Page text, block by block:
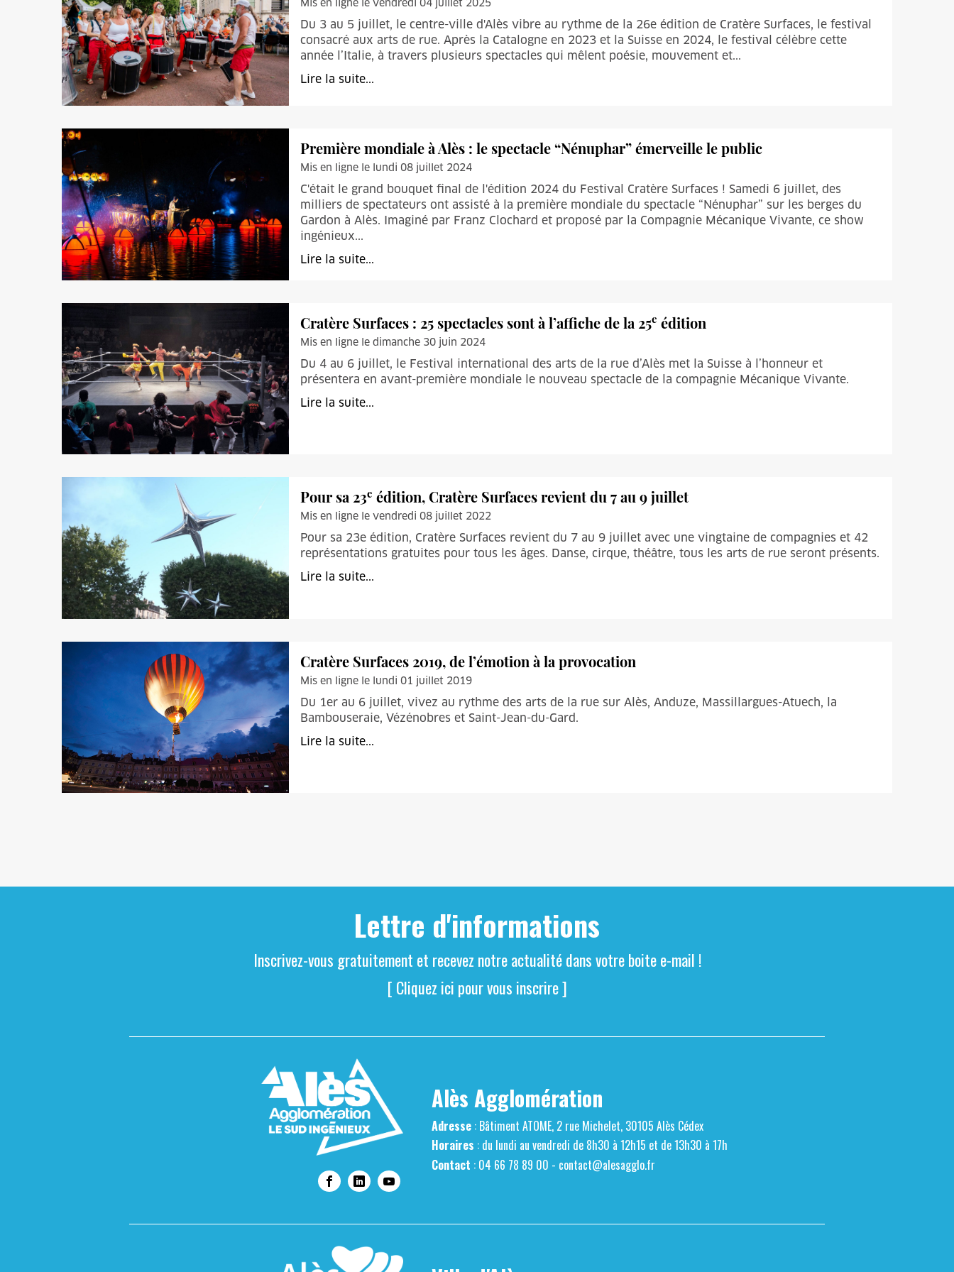
Mis en ligne le vendredi 04 juillet 2025
Du 3 au 5 juillet, le centre-ville d'Alès vibre au rythme de la 26e édition de Cratère Surfaces, le festival
consacré aux arts de rue. Après la Catalogne en 2023 et la Suisse en 2024, le festival célèbre cette
année l’Italie, à travers plusieurs spectacles qui mêlent poésie, mouvement et...
Lire la suite...
Première mondiale à Alès : le spectacle “Nénuphar” émerveille le public
Mis en ligne le lundi 08 juillet 2024
C'était le grand bouquet final de l'édition 2024 du Festival Cratère Surfaces ! Samedi 6 juillet, des
milliers de spectateurs ont assisté à la première mondiale du spectacle “Nénuphar” sur les berges du
Gardon à Alès. Imaginé par Franz Clochard et proposé par la Compagnie Mécanique Vivante, ce show
ingénieux...
Lire la suite...
Cratère Surfaces : 25 spectacles sont à l’affiche de la 25e édition
Mis en ligne le dimanche 30 juin 2024
Du 4 au 6 juillet, le Festival international des arts de la rue d’Alès met la Suisse à l’honneur et
présentera en avant-première mondiale le nouveau spectacle de la compagnie Mécanique Vivante.
Lire la suite...
Pour sa 23e édition, Cratère Surfaces revient du 7 au 9 juillet
Mis en ligne le vendredi 08 juillet 2022
Pour sa 23e édition, Cratère Surfaces revient du 7 au 9 juillet avec une vingtaine de compagnies et 42
représentations gratuites pour tous les âges. Danse, cirque, théâtre, tous les arts de rue seront présents.
Lire la suite...
Cratère Surfaces 2019, de l’émotion à la provocation
Mis en ligne le lundi 01 juillet 2019
Du 1er au 6 juillet, vivez au rythme des arts de la rue sur Alès, Anduze, Massillargues-Atuech, la
Bambouseraie, Vézénobres et Saint-Jean-du-Gard.
Lire la suite...
Lettre d'informations
Inscrivez-vous gratuitement et recevez notre actualité dans votre boite e-mail !
[ Cliquez ici pour vous inscrire ]
Alès Agglomération
Adresse: Bâtiment ATOME, 2 rue Michelet, 30105 Alès Cédex
Horaires : du lundi au vendredi de 8h30 à 12h15 et de 13h30 à 17h
Contact : 04 66 78 89 00 - contact@alesagglo.fr